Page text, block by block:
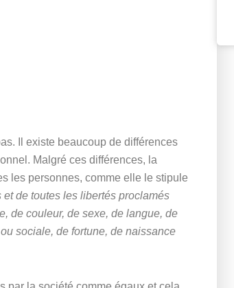
Il existe beaucoup de différences
Malgré ces différences, la
les personnes, comme elle le stipule
de toutes les libertés proclamés
de couleur, de sexe, de langue, de
sociale, de fortune, de naissance